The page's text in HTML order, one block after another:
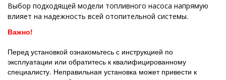
Выбор подходящей модели топливного насоса напрямую
влияет на надежность всей отопительной системы.
Важно!
Перед установкой ознакомьтесь с инструкцией по
эксплуатации или обратитесь к квалифицированному
специалисту. Неправильная установка может привести к